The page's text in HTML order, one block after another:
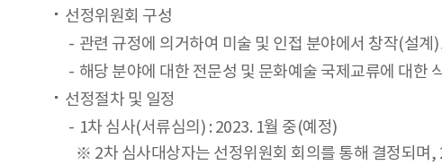
선정위원회 구성
관련 규정에 의거하여 미술 및 인접 분야에서 창작(설
해당 분야에 대한 전문성 및 문화예술 국제교류에 대한
선정절차 및 일정
1차 심사(서류심의) : 2023. 1월 중(예정)
※ 2차 심사대상자는 선정위원회 회의를 통해 결정되며